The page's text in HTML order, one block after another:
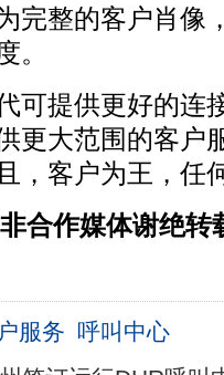
完整的客户肖像
。
提供更好的连
更大范围的客户
，客户为王，任
合作媒体谢绝转
服务 呼叫中心